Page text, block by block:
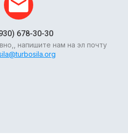
678-30-30
напишите нам на эл почту